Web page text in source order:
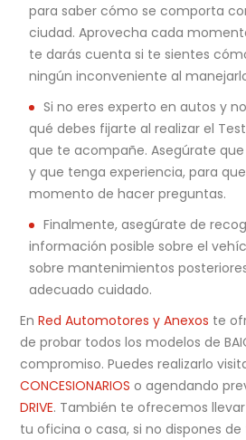
para saber cómo se comporta
ciudad. Aprovecha cada
te darás cuenta si te sientes
ningún inconveniente al
Si no eres experto en autos y
qué debes fijarte al realizar el
que te acompañe. Asegúrate
y que tenga experiencia, para
momento de hacer preguntas.
Finalmente, asegúrate de
información posible sobre el
sobre mantenimientos
adecuado cuidado.
EnRed Automotores y Anexos te
de probar todos los modelos de
compromiso. Puedes realizarlo
CONCESIONARIOS o agendando
DRIVE. También te ofrecemos
tu oficina o casa, si no dispones